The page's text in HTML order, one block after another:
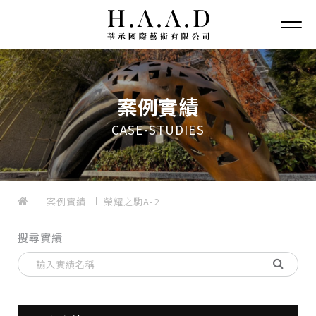
案例實績
CASE-STUDIES
案例實績 榮耀之駒A-2
搜尋實績